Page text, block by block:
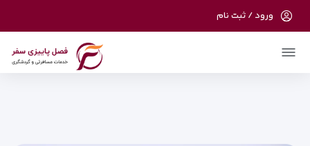
در حال حاضر ارتباط با سرور قطع می باشد لطفا
ورود / ثبت نام